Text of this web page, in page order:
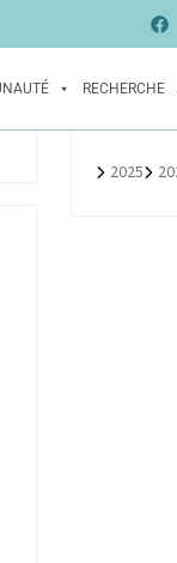
RECHERCHE
2025